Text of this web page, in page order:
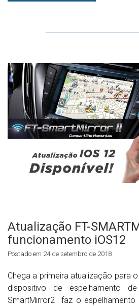
Atualização FT-
funcionamento iOS12
Postado em 24 de setembro de 2018
Chega a primeira atualização para
dispositivo de espelhamento
SmartMirror2 faz o